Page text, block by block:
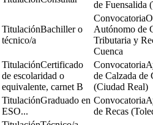
de Fuensalida
Bachiller o
técnico/a
Autónomo de
Tributaria y
Cuenca
Certificado
de escolaridad o
equivalente, carnet B
de Calzada de
(Ciudad Real)
Graduado en
ESO...
de Recas